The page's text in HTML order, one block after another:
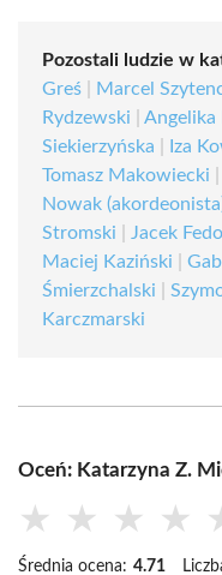
Pozostali ludzie w
Greś
Marcel
Rydzewski
Angelika
Siekierzyńska
Iza
Tomasz Makowiecki
Nowak
Stromski
Jacek
Maciej Kaziński
Śmierzchalski
Karczmarski
Oceń: Katarzyna Z.
★ ★ ★ ★
Średnia ocena: 4.71